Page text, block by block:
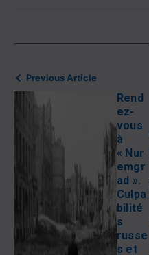
Previous Article
Rend
ez-
vous
à
« Nur
emgr
ad ».
Culpa
bilité
s
russe
s et